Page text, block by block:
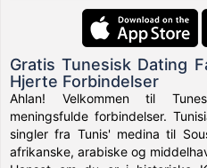
Gratis Tunesisk Dating
Hjerte Forbindelser
Ahlan! Velkommen til
meningsfulde forbindelser.
singler fra Tunis' medina til
afrikanske, arabiske og